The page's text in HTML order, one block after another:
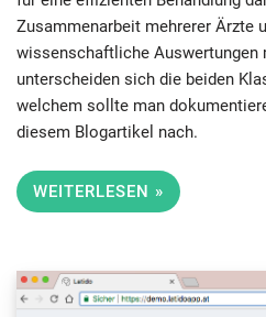
Zusammenarbeit mehrerer Ärzte
wissenschaftliche Auswertungen
unterscheiden sich die beiden
welchem sollte man
diesem Blogartikel nach.
WEITERLESEN »